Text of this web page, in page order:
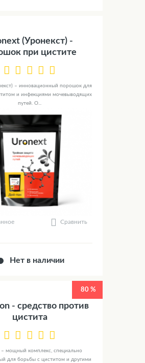
(Уронекст) -
при цистите
– инновационный порошок для
и инфекциями мочевыводящих
путей. О...
Сравнить
Нет в наличии
80 %
- средство против
цистита
– мощный комплекс, специально
для борьбы с циститом и другими